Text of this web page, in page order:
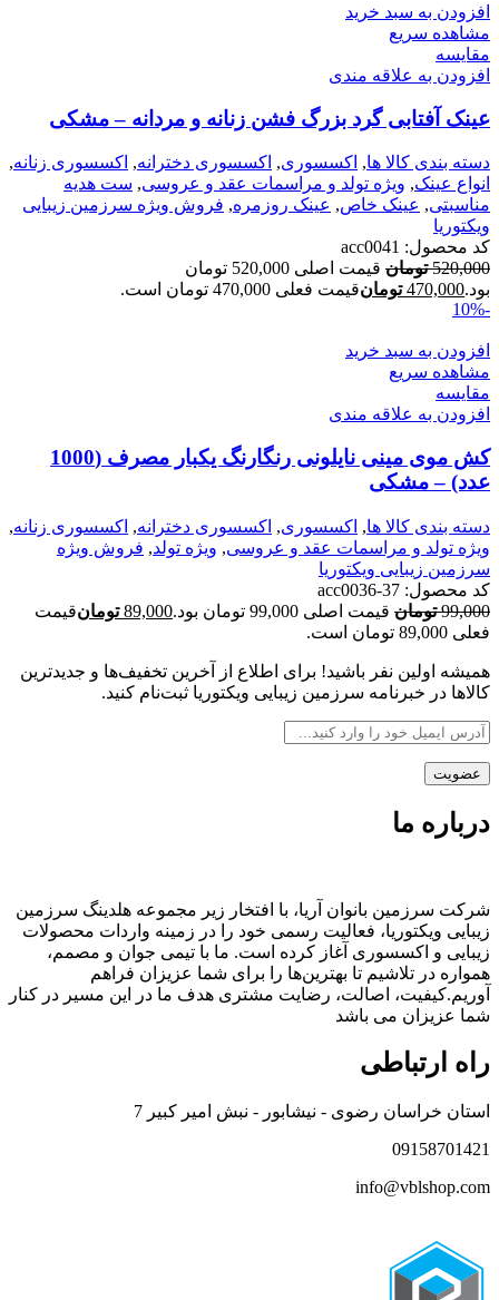
افزودن به سبد خرید
مشاهده سریع
مقایسه
افزودن به علاقه مندی
عینک آفتابی گرد بزرگ فشن زنانه و مردانه – مشکی
دسته بندی کالا ها, اکسسوری, اکسسوری دخترانه, اکسسوری زنانه,
انواع عینک, ویژه تولد و مراسمات عقد و عروسی, ست هدیه
مناسبتی, عینک خاص, عینک روزمره, فروش ویژه سرزمین زیبایی
ویکتوریا
کد محصول: acc0041
520,000 تومان
قیمت اصلی 520,000 تومان
بود.470,000 تومانقیمت فعلی 470,000 تومان است.
-10%
افزودن به سبد خرید
مشاهده سریع
مقایسه
افزودن به علاقه مندی
کش موی مینی نایلونی رنگارنگ یکبار مصرف (1000
عدد) – مشکی
دسته بندی کالا ها, اکسسوری, اکسسوری دخترانه, اکسسوری زنانه,
ویژه تولد و مراسمات عقد و عروسی, ویژه تولد, فروش ویژه
سرزمین زیبایی ویکتوریا
کد محصول: acc0036-37
99,000 تومان قیمت اصلی 99,000 تومان بود. 89,000 تومانقیمت
فعلی 89,000 تومان است.
همیشه اولین نفر باشید! برای اطلاع از آخرین تخفیف‌ها و جدیدترین
کالاها در خبرنامه سرزمین زیبایی ویکتوریا ثبت‌نام کنید.
درباره ما
شرکت سرزمین بانوان آریا، با افتخار زیر مجموعه هلدینگ سرزمین
زیبایی ویکتوریا، فعالیت رسمی خود را در زمینه واردات محصولات
زیبایی و اکسسوری آغاز کرده است. ما با تیمی جوان و مصمم،
همواره در تلاشیم تا بهترین‌ها را برای شما عزیزان فراهم
آوریم.کیفیت، اصالت، رضایت مشتری هدف ما در این مسیر در کنار
شما عزیزان می باشد
راه ارتباطی
استان خراسان رضوی - نیشابور - نبش امیر کبیر 7
09158701421
info@vblshop.com